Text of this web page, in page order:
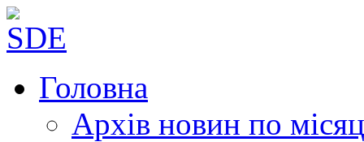
Головна
Архів новин по